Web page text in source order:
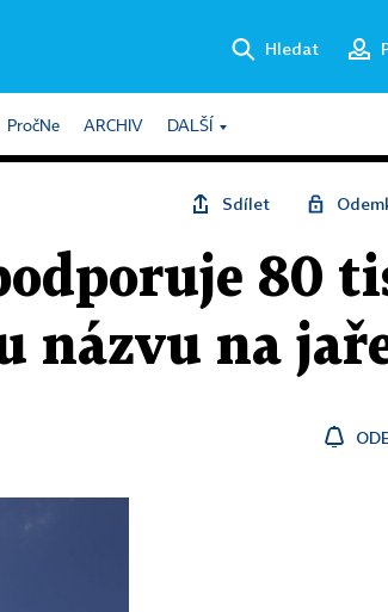
Hledat
PročNe ARCHIV DALŠÍ
Sdílet
80
názvu na